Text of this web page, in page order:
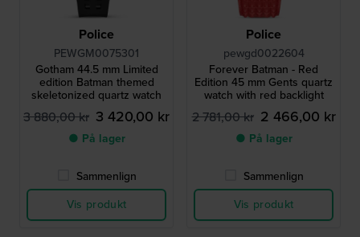
Police
PEWGM0075301
Gotham 44.5 mm Limited
edition Batman themed
skeletonized quartz watch
3 880,00 kr 3 420,00 kr
● På lager
Sammenlign
Vis produkt
Police
pewgd0022604
Forever Batman - Red
Edition 45 mm Gents quartz
watch with red backlight
2 781,00 kr 2 466,00 kr
● På lager
Sammenlign
Vis produkt